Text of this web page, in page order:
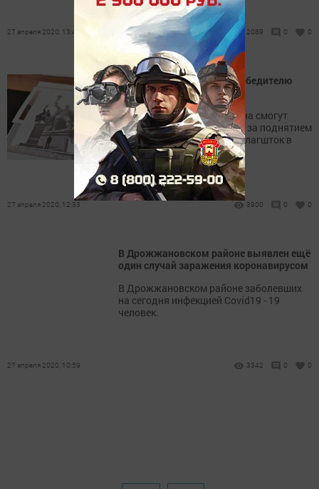
27 апреля 2020, 13:44 2089 0 0
Новый памятник Воину-победителю
установят в Казани 9 мая
Жители столицы Татарстана смогут
через интернет наблюдать за поднятием
знамени на 50-метровый флагшток в
парке Победы.
27 апреля 2020, 12:33 3900 0 0
В Дрожжановском районе выявлен ещё
один случай заражения коронавирусом
В Дрожжановском районе заболевших
на сегодня инфекцией Covid19 - 19
человек.
27 апреля 2020, 10:59 3342 0 0